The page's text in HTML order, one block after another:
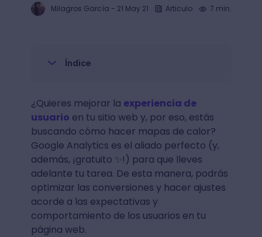
Milagros García - 21 May 21 Articulo 7 min.
Índice
¿Quieres mejorar la experiencia de
usuario en tu sitio web y, por eso, estás
buscando cómo hacer mapas de calor?
Google Analytics es el aliado perfecto (y,
además, ¡gratuito ✨!) para que lleves
adelante tu tarea. De esta manera, podrás
optimizar las conversiones y hacer ajustes
acorde a las expectativas y
comportamiento de los usuarios en tu
página web.